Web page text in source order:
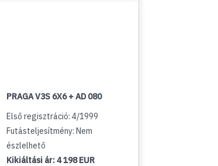
PRAGA V3S 6X6 + AD 080
Első regisztráció: 4/1999
Futásteljesítmény: Nem
észlelhető
Kikiáltási ár:4 198 EUR